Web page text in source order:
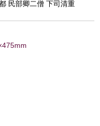
民部卿二僧 下司清重